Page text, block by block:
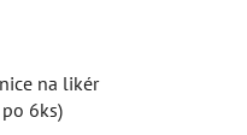
na likér
6ks)